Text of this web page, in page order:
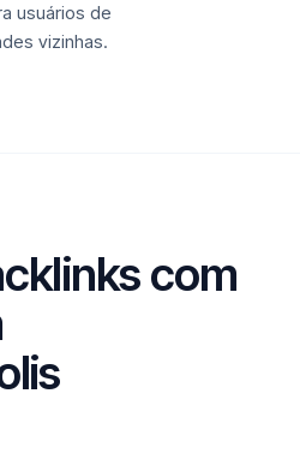
usuários de
vizinhas.
com